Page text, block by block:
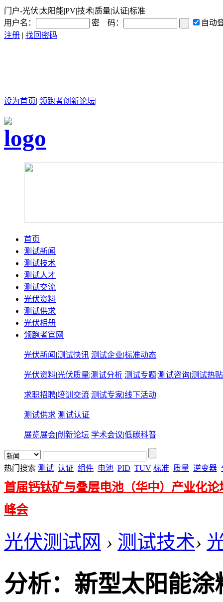
门户-光伏|太阳能|PV|技术|质量|认证|标准
用户名：
密 码：
自动
注册 | 找回密码
设为首页| 领跑者创新论坛|
首页
测试新闻
测试技术
测试人才
测试交流
光伏资料
测试供求
光伏相册
领跑者官网
光伏新闻 |测试快讯 测试企业|标准动态
光伏资料|光伏质量|测试分析 测试专题|测试咨询|测试热贴
求职招聘|培训交流 测试专家|线下活动
测试供求 测试认证
展览展会|创新论坛 学术会议|低碳科普
热门搜索 测试 认证 组件 电池 PID TUV 标准 质量 逆变器
首届钙钛矿与叠层电池（华中）产业化论
峰会
光伏测试网 › 测试技术›
分析：新型太阳能涂